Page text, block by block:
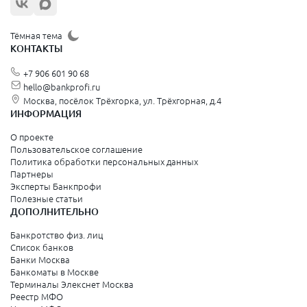
Тёмная тема
КОНТАКТЫ
+7 906 601 90 68
hello@bankprofi.ru
Москва, посёлок Трёхгорка, ул. Трёхгорная, д.4
ИНФОРМАЦИЯ
О проекте
Пользовательское соглашение
Политика обработки персональных данных
Партнеры
Эксперты Банкпрофи
Полезные статьи
ДОПОЛНИТЕЛЬНО
Банкротство физ. лиц
Список банков
Банки Москва
Банкоматы в Москве
Терминалы Элекснет Москва
Реестр МФО